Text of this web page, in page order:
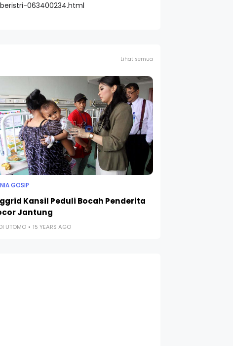
063400234.html
Lihat semua
GOSIP
Kansil Peduli Bocah Penderita
Jantung
UTOMO 15 YEARS AGO